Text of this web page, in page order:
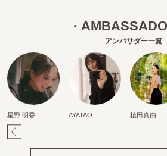
アンバサダー一覧
星野 明香 AYATAO 植田真由